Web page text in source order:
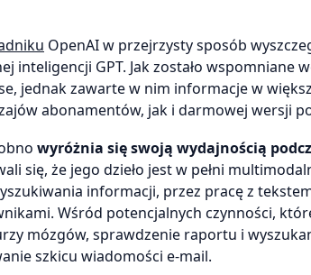
OpenAI w przejrzysty sposób
inteligencji GPT. Jak zostało wspomniane
jednak zawarte w nim informacje w
abonamentów, jak i darmowej wersji
wyróżnia się swoją wydajnością
się, że jego dzieło jest w pełni
informacji, przez pracę z
Wśród potencjalnych czynności,
mózgów, sprawdzenie raportu i
szkicu wiadomości e-mail.